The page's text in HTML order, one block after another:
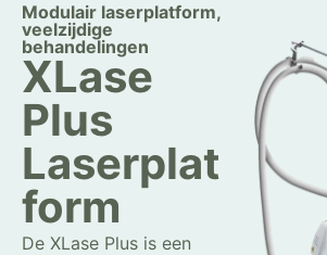
Modulair laserplatform,
veelzijdige
behandelingen
XLase
Plus
Laserplat
form
De XLase Plus is een